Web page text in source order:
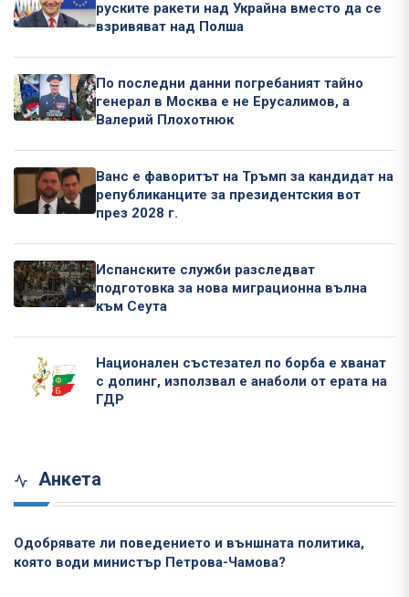
руските ракети над Украйна вместо да се
взривяват над Полша
По последни данни погребаният тайно
генерал в Москва е не Ерусалимов, а
Валерий Плохотнюк
Ванс е фаворитът на Тръмп за кандидат на
републиканците за президентския вот
през 2028 г.
Испанските служби разследват
подготовка за нова миграционна вълна
към Сеута
Национален състезател по борба е хванат
с допинг, използвал е анаболи от ерата на
ГДР
Анкета
Одобрявате ли поведението и външната политика,
която води министър Петрова-Чамова?